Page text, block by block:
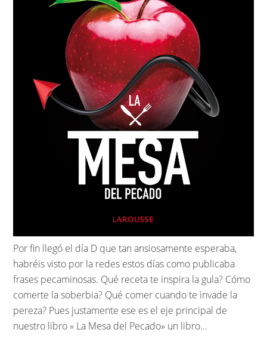
Por fin llegó el día D que tan ansiosamente esperaba,
habréis visto por la redes estos días como publicaba
frases pecaminosas. Qué receta te inspira la gula? Cómo
comerte la soberbia? Qué comer cuando te invade la
pereza? Pues justamente ese es el eje principal de
nuestro libro » La Mesa del Pecado» un libro…